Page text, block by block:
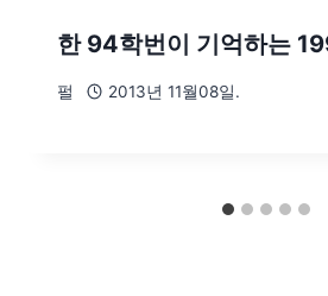
한 94학번이 기억하는
펄 2013년 11월08일.